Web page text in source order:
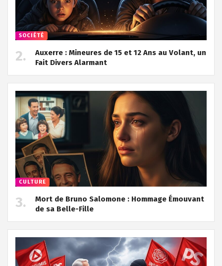
SOCIÉTÉ
Auxerre : Mineures de 15 et 12 Ans au Volant, un
Fait Divers Alarmant
CULTURE
Mort de Bruno Salomone : Hommage Émouvant
de sa Belle-Fille